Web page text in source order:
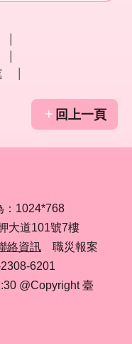
回上一頁
：1024*768
大道101號7樓
絡資訊 職災報案
6201
@Copyright 臺